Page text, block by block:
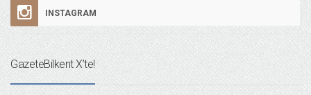
INSTAGRAM
GazeteBilkent X’te!